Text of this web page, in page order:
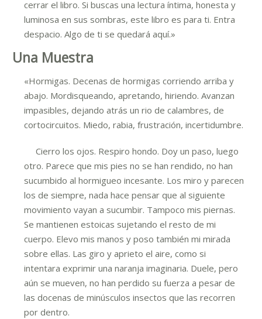
cerrar el libro. Si buscas una lectura íntima, honesta y
luminosa en sus sombras, este libro es para ti. Entra
despacio. Algo de ti se quedará aquí.»
Una Muestra
«Hormigas. Decenas de hormigas corriendo arriba y
abajo. Mordisqueando, apretando, hiriendo. Avanzan
impasibles, dejando atrás un rio de calambres, de
cortocircuitos. Miedo, rabia, frustración, incertidumbre.
Cierro los ojos. Respiro hondo. Doy un paso, luego
otro. Parece que mis pies no se han rendido, no han
sucumbido al hormigueo incesante. Los miro y parecen
los de siempre, nada hace pensar que al siguiente
movimiento vayan a sucumbir. Tampoco mis piernas.
Se mantienen estoicas sujetando el resto de mi
cuerpo. Elevo mis manos y poso también mi mirada
sobre ellas. Las giro y aprieto el aire, como si
intentara exprimir una naranja imaginaria. Duele, pero
aún se mueven, no han perdido su fuerza a pesar de
las docenas de minúsculos insectos que las recorren
por dentro.